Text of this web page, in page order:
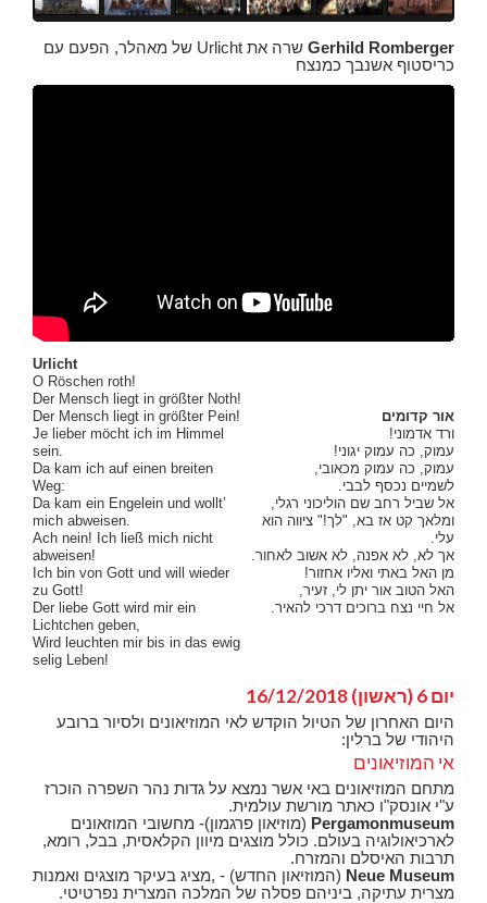
Gerhild Romberger
שרה את Urlicht של מאהלר, הפעם עם
כריסטוף אשנבך כמנצח
אור קדומים
ורד אדמוני!
עמוק, כה עמוק יגוני!
עמוק, כה עמוק מכאובי,
לשמיים נכסף לבבי.
אל שביל רחב שם הוליכוני רגלי,
ומלאך קט אז בא, "לך!" ציווה הוא
עלי.
אך לא, לא אפנה, לא אשוב לאחור.
מן האל באתי ואליו אחזור!
האל הטוב אור יתן לי, זעיר,
אל חיי נצח ברוכים דרכי להאיר.
Urlicht
O Röschen roth!
Der Mensch liegt in größter Noth!
Der Mensch liegt in größter Pein!
Je lieber möcht ich im Himmel
sein.
Da kam ich auf einen breiten
Weg:
Da kam ein Engelein und wollt’
mich abweisen.
Ach nein! Ich ließ mich nicht
abweisen!
Ich bin von Gott und will wieder
zu Gott!
Der liebe Gott wird mir ein
Lichtchen geben,
Wird leuchten mir bis in das ewig
selig Leben!
יום 6 (ראשון) 16/12/2018
היום האחרון של הטיול הוקדש לאי המוזיאונים ולסיור ברובע
היהודי של ברלין:
אי המוזיאונים
מתחם המוזיאונים באי אשר נמצא על גדות נהר השפרה הוכרז
ע"י אונסק"ו כאתר מורשת עולמית.
Pergamonmuseum (מוזיאון פרגמון)- מחשובי המוזאונים
לארכיאולוגיה בעולם. כולל מוצגים מיוון הקלאסית, בבל, רומא,
תרבות האיסלם והמזרח.
Neue Museum (המוזיאון החדש) - ,מציג בעיקר מוצגים ואמנות
מצרית עתיקה, ביניהם פסלה של המלכה המצרית נפרטיטי.